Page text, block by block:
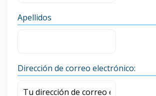
Apellidos
Dirección de correo electrónico: